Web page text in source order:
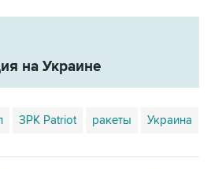
на Украине
ЗРК Patriot ракеты Украина